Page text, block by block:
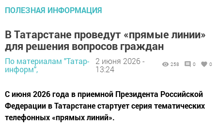
ПОЛЕЗНАЯ ИНФОРМАЦИЯ
В Татарстане проведут «прямые линии»
для решения вопросов граждан
По материалам "Татар-
информ",
2 июня 2026 -
13:24
258 0 0
С июня 2026 года в приемной Президента Российской
Федерации в Татарстане стартует серия тематических
телефонных «прямых линий».